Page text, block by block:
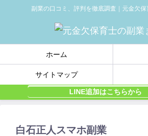
副業の口コミ、評判を徹底調査｜元金欠
ホーム
サイトマップ
LINE追加はこちらから
白石正人スマホ副業